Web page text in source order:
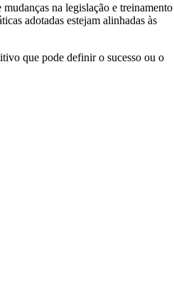
na legislação e treinamento
adotadas estejam alinhadas às
que pode definir o sucesso ou o